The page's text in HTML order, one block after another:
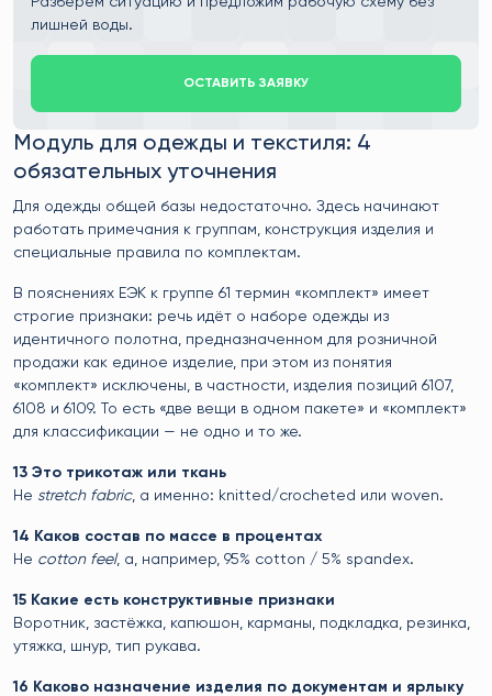
лишней воды.
ОСТАВИТЬ ЗАЯВКУ
Модуль для одежды и текстиля: 4
обязательных уточнения
Для одежды общей базы недостаточно. Здесь начинают
работать примечания к группам, конструкция изделия и
специальные правила по комплектам.
В пояснениях ЕЭК к группе 61 термин «комплект» имеет
строгие признаки: речь идёт о наборе одежды из
идентичного полотна, предназначенном для розничной
продажи как единое изделие, при этом из понятия
«комплект» исключены, в частности, изделия позиций 6107,
6108 и 6109. То есть «две вещи в одном пакете» и «комплект»
для классификации — не одно и то же.
13 Это трикотаж или ткань
Не stretch fabric, а именно: knitted/crocheted или woven.
14 Каков состав по массе в процентах
Не cotton feel, а, например, 95% cotton / 5% spandex.
15 Какие есть конструктивные признаки
Воротник, застёжка, капюшон, карманы, подкладка, резинка,
утяжка, шнур, тип рукава.
16 Каково назначение изделия по документам и ярлыку